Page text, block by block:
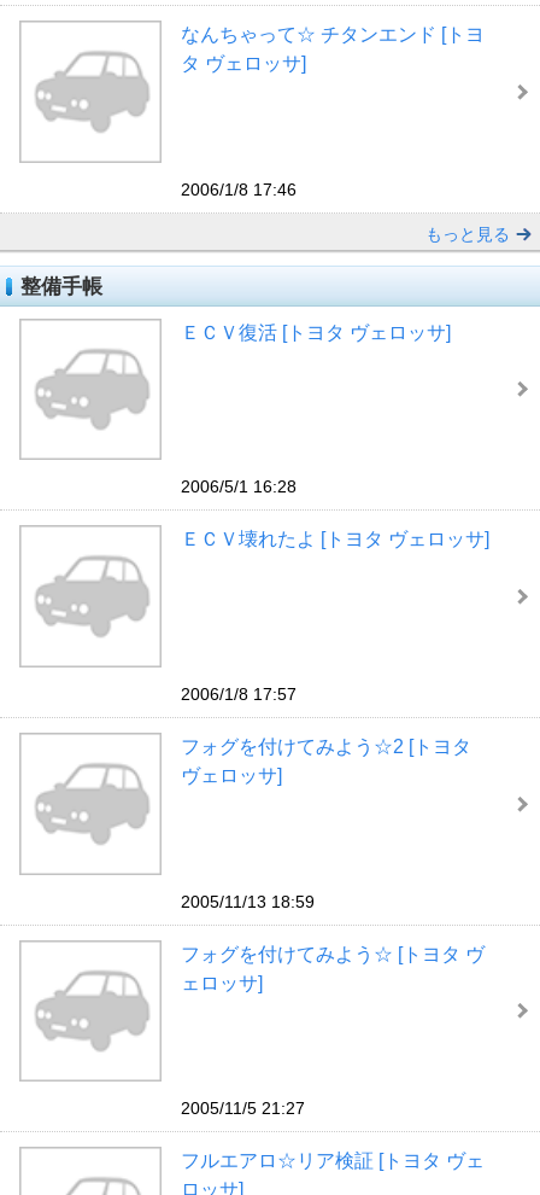
なんちゃって☆ チタンエンド [トヨ
タ ヴェロッサ]
2006/1/8 17:46
もっと見る
整備手帳
ＥＣＶ復活 [トヨタ ヴェロッサ]
2006/5/1 16:28
ＥＣＶ壊れたよ [トヨタ ヴェロッサ]
2006/1/8 17:57
フォグを付けてみよう☆2 [トヨタ
ヴェロッサ]
2005/11/13 18:59
フォグを付けてみよう☆ [トヨタ ヴ
ェロッサ]
2005/11/5 21:27
フルエアロ☆リア検証 [トヨタ ヴェ
ロッサ]